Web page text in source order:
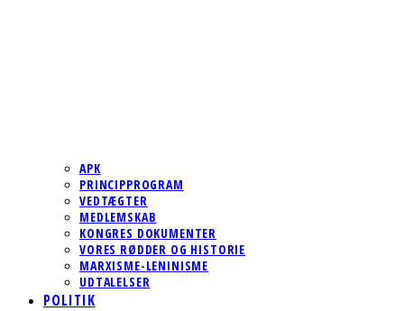
APK
PRINCIPPROGRAM
VEDTÆGTER
MEDLEMSKAB
KONGRES DOKUMENTER
VORES RØDDER OG HISTORIE
MARXISME-LENINISME
UDTALELSER
POLITIK